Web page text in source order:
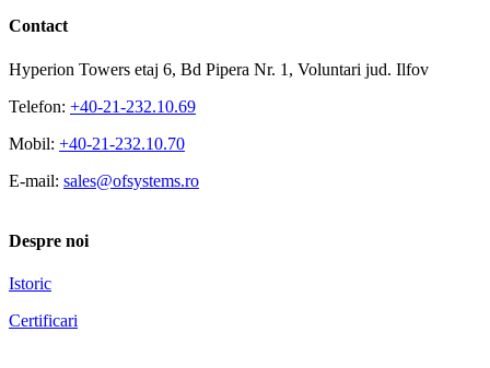
Contact
Hyperion Towers etaj 6, Bd Pipera Nr. 1, Voluntari jud. Ilfov
Telefon: +40-21-232.10.69
Mobil: +40-21-232.10.70
E-mail: sales@ofsystems.ro
Despre noi
Istoric
Certificari